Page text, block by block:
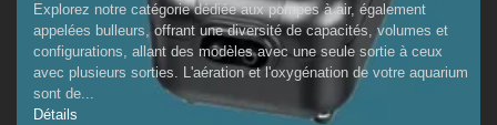
Explorez notre catégorie dédiée aux pompes à air, également
appelées bulleurs, offrant une diversité de capacités, volumes et
configurations, allant des modèles avec une seule sortie à ceux
avec plusieurs sorties. L'aération et l'oxygénation de votre aquarium
sont de...
Détails